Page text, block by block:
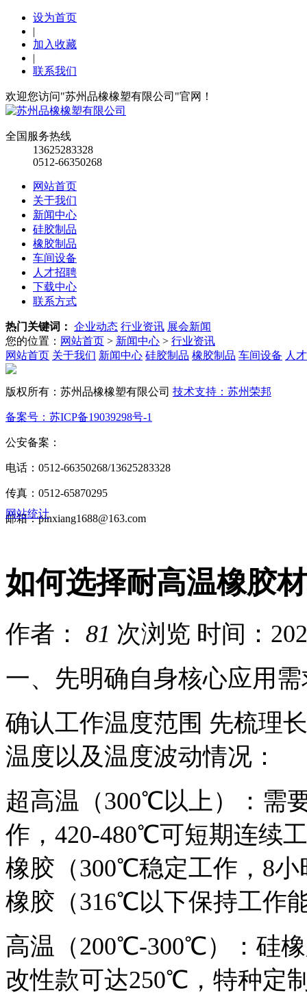
设为首页
|
加入收藏
|
联系我们
欢迎您访问"苏州品橡橡塑有限公司"官网！
全国服务热线
13625283328
0512-66350268
网站首页
关于我们
新闻中心
硅胶制品
橡胶制品
车间设备
人才招聘
下载中心
联系方式
热门关键词： 企业动态 行业资讯 展会新闻
您的位置： 网站首页 > 新闻中心 > 行业资讯
如何选择耐高温橡胶
作者： 81 次浏览 时间：
一、先明确自身核心应用需
确认工作温度范围 先梳理
温度以及温度波动情况：
超高温（300℃以上）：需
作，420-480℃可短期连续
橡胶（300℃稳定工作，8
橡胶（316℃以下保持工作
高温（200℃-300℃）：硅
改性款可达250℃，特种定
网站首页 关于我们 新闻中心 硅胶制品 橡胶制品 车间设备 人
版权所有：苏州品橡橡塑有限公司 技术支持：苏州荣邦
备案号：苏ICP备19039298号-1
公安备案：
电话：0512-66350268/13625283328
传真：0512-65870295
邮箱：pinxiang1688@163.com
网站统计